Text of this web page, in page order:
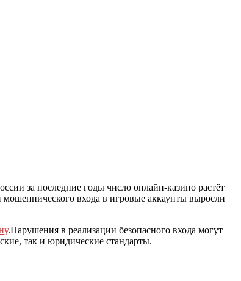
за последние годы число онлайн‑казино растёт
входа в игровые аккаунты выросли
.Нарушения в реализации безопасного входа могут
так и юридические стандарты.